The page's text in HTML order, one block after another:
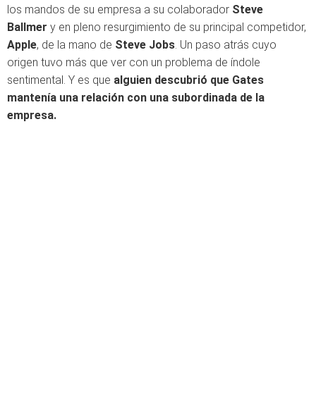
los mandos de su empresa a su colaborador Steve
Ballmer y en pleno resurgimiento de su principal competidor,
Apple, de la mano de Steve Jobs. Un paso atrás cuyo
origen tuvo más que ver con un problema de índole
sentimental. Y es que alguien descubrió que Gates
mantenía una relación con una subordinada de la
empresa.